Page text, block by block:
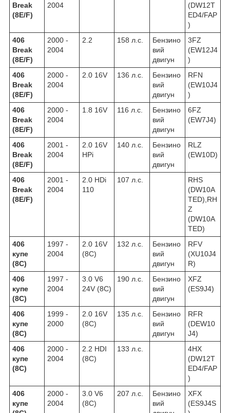
Break
(8E/F)
2004
(DW12T
ED4/FAP
)
406
Break
(8E/F)
2000 -
2004
2.2 158 л.с.
Бензино
вий
двигун
3FZ
(EW12J4
)
406
Break
(8E/F)
2000 -
2004
2.0 16V 136 л.с.
Бензино
вий
двигун
RFN
(EW10J4
)
406
Break
(8E/F)
2000 -
2004
1.8 16V 116 л.с.
Бензино
вий
двигун
6FZ
(EW7J4)
406
Break
(8E/F)
2001 -
2004
2.0 16V
HPi
140 л.с.
Бензино
вий
двигун
RLZ
(EW10D)
406
Break
(8E/F)
2001 -
2004
2.0 HDi
110
107 л.с.
RHS
(DW10A
TED),RH
Z
(DW10A
TED)
406
купе
(8C)
1997 -
2004
2.0 16V
(8C)
132 л.с.
Бензино
вий
двигун
RFV
(XU10J4
R)
406
купе
(8C)
1997 -
2004
3.0 V6
24V (8C)
190 л.с.
Бензино
вий
двигун
XFZ
(ES9J4)
406
купе
(8C)
1999 -
2000
2.0 16V
(8C)
135 л.с.
Бензино
вий
двигун
RFR
(DEW10
J4)
406
купе
(8C)
2000 -
2004
2.2 HDI
(8C)
133 л.с.
4HX
(DW12T
ED4/FAP
)
406
купе
2000 -
2004
3.0 V6
(8C)
207 л.с.
Бензино
вий
XFX
(ES9J4S